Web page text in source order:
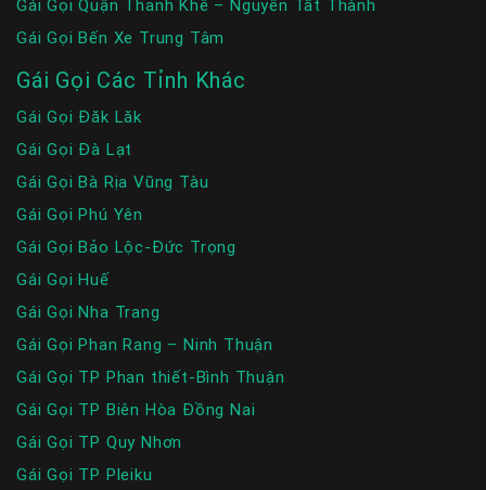
Gái Gọi Quận Thanh Khê – Nguyễn Tất Thành
Gái Gọi Bến Xe Trung Tâm
Gái Gọi Các Tỉnh Khác
Gái Gọi Đăk Lăk
Gái Gọi Đà Lạt
Gái Gọi Bà Rịa Vũng Tàu
Gái Gọi Phú Yên
Gái Gọi Bảo Lộc-Đức Trọng
Gái Gọi Huế
Gái Gọi Nha Trang
Gái Gọi Phan Rang – Ninh Thuận
Gái Gọi TP Phan thiết-Bình Thuận
Gái Gọi TP Biên Hòa Đồng Nai
Gái Gọi TP Quy Nhơn
Gái Gọi TP Pleiku